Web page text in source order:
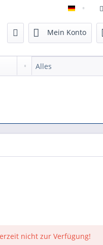
German
Mein Konto
nicht zur Verfügung!